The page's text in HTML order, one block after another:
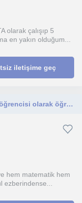
olarak çalışıp 5
en yakın olduğum...
iletişime geç
Lund Üniversitesi fizik bölümü 3. sınıf öğrencisi olarak öğrenci ağızından fizik, matematik ve İngilizce dersleri veriyorum.
hem matematik hem